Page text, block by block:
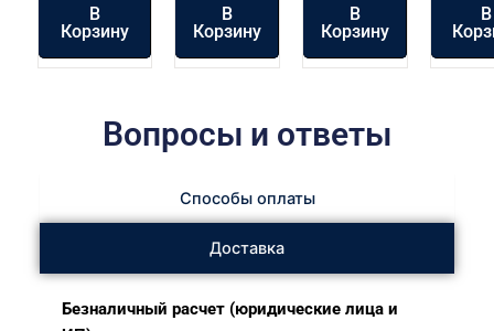
В
Корзину
В
Корзину
В
Корзину
В
Вопросы и ответы
Способы оплаты
Доставка
Безналичный расчет (юридические лица и